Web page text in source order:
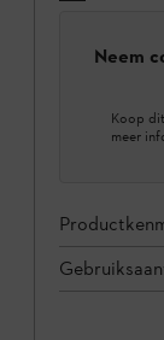
Neem
Koop
meer